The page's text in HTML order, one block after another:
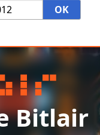
Bitlair